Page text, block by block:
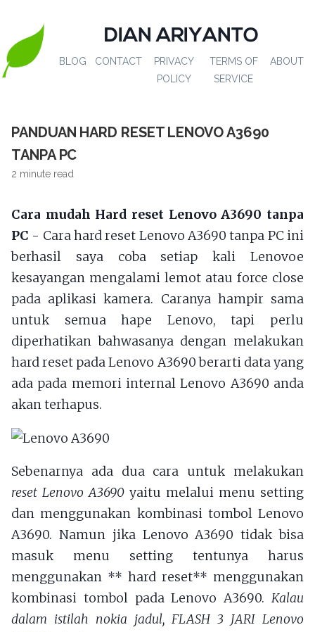
DIAN ARIYANTO
BLOG CONTACT
PRIVACY
POLICY
TERMS OF
SERVICE
ABOUT
PANDUAN HARD RESET LENOVO A3690
TANPA PC
2 minute read
Cara mudah Hard reset Lenovo A3690 tanpa
PC - Cara hard reset Lenovo A3690 tanpa PC ini
berhasil saya coba setiap kali Lenovoe
kesayangan mengalami lemot atau force close
pada aplikasi kamera. Caranya hampir sama
untuk semua hape Lenovo, tapi perlu
diperhatikan bahwasanya dengan melakukan
hard reset pada Lenovo A3690 berarti data yang
ada pada memori internal Lenovo A3690 anda
akan terhapus.
Sebenarnya ada dua cara untuk melakukan
reset Lenovo A3690 yaitu melalui menu setting
dan menggunakan kombinasi tombol Lenovo
A3690. Namun jika Lenovo A3690 tidak bisa
masuk menu setting tentunya harus
menggunakan ** hard reset** menggunakan
kombinasi tombol pada Lenovo A3690. Kalau
dalam istilah nokia jadul, FLASH 3 JARI Lenovo